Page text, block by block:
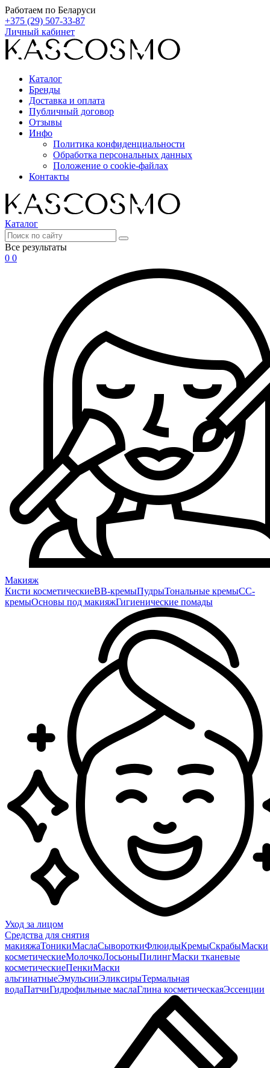
Работаем по Беларуси
+375 (29) 507-33-87
Личный кабинет
Каталог
Бренды
Доставка и оплата
Публичный договор
Отзывы
Инфо
Политика конфиденциальности
Обработка персональных данных
Положение о cookie-файлах
Контакты
Каталог
Все результаты
0 0
Макияж
Кисти косметическиеBB-кремыПудрыТональные кремыCC-
кремыОсновы под макияжГигиенические помады
Уход за лицом
Средства для снятия
макияжаТоникиМаслаСывороткиФлюидыКремыСкрабыМаски
косметическиеМолочкоЛосьоныПилингМаски тканевые
косметическиеПенкиМаски
альгинатныеЭмульсииЭликсирыТермальная
водаПатчиГидрофильные маслаГлина косметическаяЭссенции